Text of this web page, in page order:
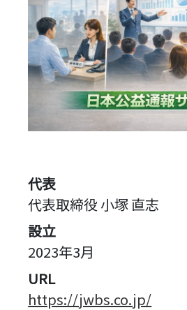
代表
代表取締役 小塚 直志
設立
2023年3月
URL
https://jwbs.co.jp/